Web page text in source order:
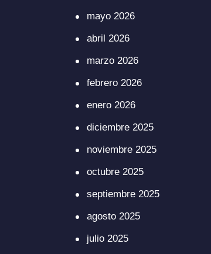
mayo 2026
abril 2026
marzo 2026
febrero 2026
enero 2026
diciembre 2025
noviembre 2025
octubre 2025
septiembre 2025
agosto 2025
julio 2025